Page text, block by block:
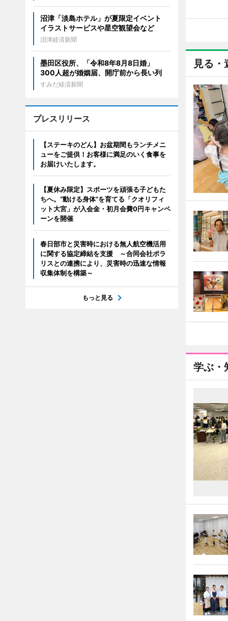
見る・
学ぶ・
沼津「淡島ホテル」が夏限定イベント
イラストサービスや星空観望会など
沼津経済新聞
墨田区役所、「令和8年8月8日婚」
300人超が婚姻届、開庁前から長い列
すみだ経済新聞
プレスリリース
【ステーキのどん】お盆期間もランチメニ
ューをご提供！お客様に満足のいく食事を
お届けいたします。
【夏休み限定】スポーツを頑張る子どもた
ちへ。“動ける身体”を育てる「クオリフィ
ット大宮」が入会金・初月会費0円キャンペ
ーンを開催
春日部市と災害時における無人航空機活用
に関する協定締結を支援 ～合同会社ポラ
リスとの連携により、災害時の迅速な情報
収集体制を構築～
もっと見る